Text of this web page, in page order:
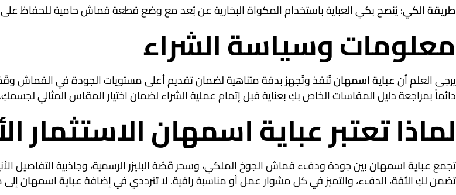
طريقة الكي:يُنصح بكي العباية باستخدام المكواة البخارية عن بُعد مع وضع قطعة قماش حامية للحفاظ
معلومات وسياسة الشراء
يرجى العلم أنعباية اسمهانتُنفذ وتُجهز بدقة متناهية لضمان تقديم أعلى مستويات الجودة في القماش
دائماً بمراجعة دليل المقاسات الخاص بكِ بعناية قبل إتمام عملية الشراء لضمان اختيار المقاس المثالي لجسمكِ.
لماذا تعتبر عباية اسمهان الاستثمار
تجمععباية اسمهانبين جودة ودفء قماش الجوخ الملكي، وسحر قَصّة البليزر الرسمية، وجاذبية التفاصيل
تضمن لكِ الثقة، الدفء، والتميز في كل مشوار عمل أو مناسبة راقية. لا تترددي في إضافةعباية اسمهان